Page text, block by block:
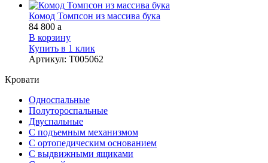
Комод Томпсон из массива бука
84 800 a
В корзину
Купить в 1 клик
Артикул: Т005062
Кровати
Односпальные
Полутороспальные
Двуспальные
С подъемным механизмом
С ортопедическим основанием
С выдвижными ящиками